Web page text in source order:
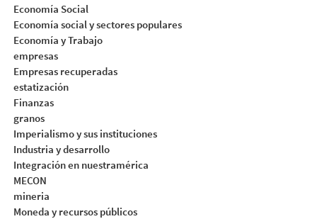
Economía Social
Economía social y sectores populares
Economía y Trabajo
empresas
Empresas recuperadas
estatización
Finanzas
granos
Imperialismo y sus instituciones
Industria y desarrollo
Integración en nuestramérica
MECON
mineria
Moneda y recursos públicos